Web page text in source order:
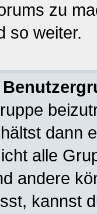
zu
so weiter.
dann
alle
andere
kannst